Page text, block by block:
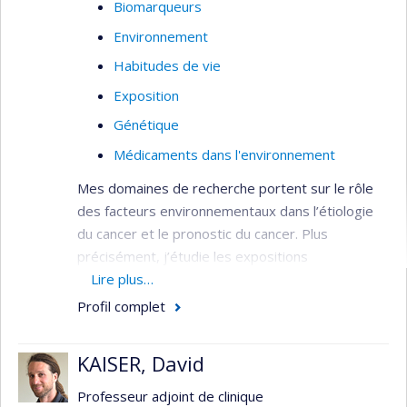
Biomarqueurs
Environnement
Habitudes de vie
Exposition
Génétique
Médicaments dans l'environnement
Mes domaines de recherche portent sur le rôle
des facteurs environnementaux dans l’étiologie
du cancer et le pronostic du cancer. Plus
précisément, j’étudie les expositions
environnementales coutumières qui peuvent être
modifiées afin de prévenir l’apparition du cancer.
hétérocycliques (AHA), et hydrocarbures
aromatiques polycycliques (HAP)), les habitudes
Lire plus…
Profil complet
KAISER, David
Professeur adjoint de clinique